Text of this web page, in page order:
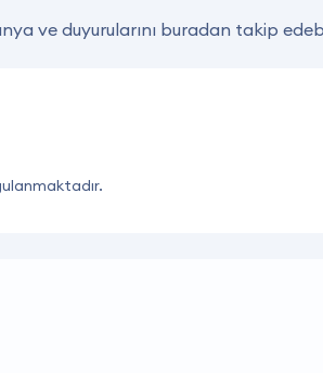
ve duyurularını buradan takip